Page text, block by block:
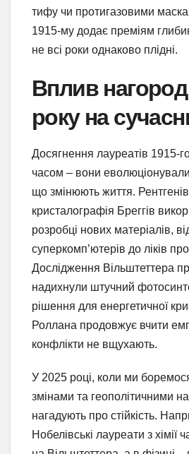
тифу чи протигазовими
1915-му додає преміям
не всі роки однаково плідні.
Вплив нагород
року на
Досягнення лауреатів 1915-
часом – вони
що змінюють життя.
кристалографія Бреггів
розробці нових матеріалів,
суперкомп’ютерів до ліків
Дослідження Вільштеттера
надихнули штучний
рішення для енергетичної
Роллана продовжує вчити
конфлікти не вщухають.
У 2025 році, коли ми
змінами та геополітичними
нагадують про стійкість.
Нобелівські лауреати з хімії